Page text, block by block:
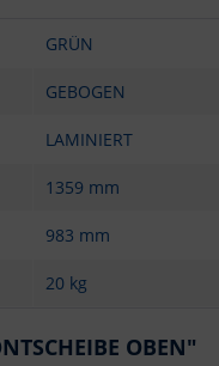
GRÜN
GEBOGEN
LAMINIERT
1359 mm
983 mm
20 kg
OBEN"